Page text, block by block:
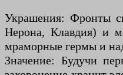
Украшения: Фронты
Нерона, Клавдия) и
мраморные гермы и
Значение: Будучи